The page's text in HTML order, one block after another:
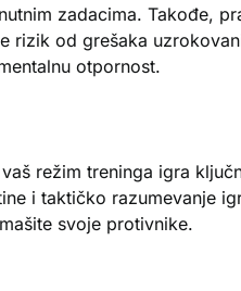
zadacima. Takođe,
rizik od grešaka
otpornost.
režim treninga igra
i taktičko razumevanje
svoje protivnike.